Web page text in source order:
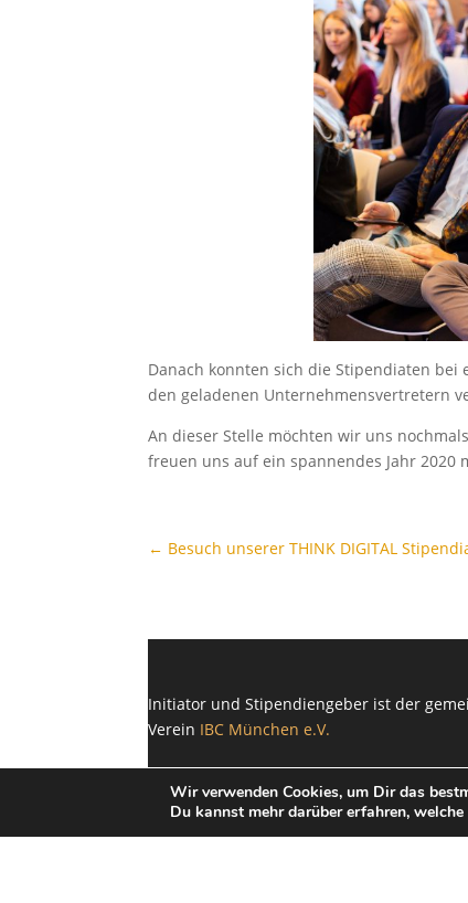
Danach konnten sich die Stipendiaten
den geladenen Unternehmensvertretern
An dieser Stelle möchten wir uns
freuen uns auf ein spannendes Jahr 2020
← Besuch unserer THINK DIGITAL
Initiator und Stipendiengeber ist der
Verein IBC München e.V.
Wir verwenden Cookies, um Dir das
Du kannst mehr darüber erfahren,